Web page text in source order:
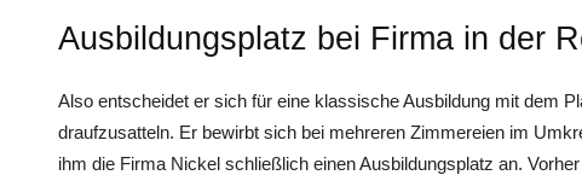
Ausbildungsplatz bei Firma in der
Also entscheidet er sich für eine klassische Ausbildung mit dem
draufzusatteln. Er bewirbt sich bei mehreren Zimmereien im
ihm die Firma Nickel schließlich einen Ausbildungsplatz an.